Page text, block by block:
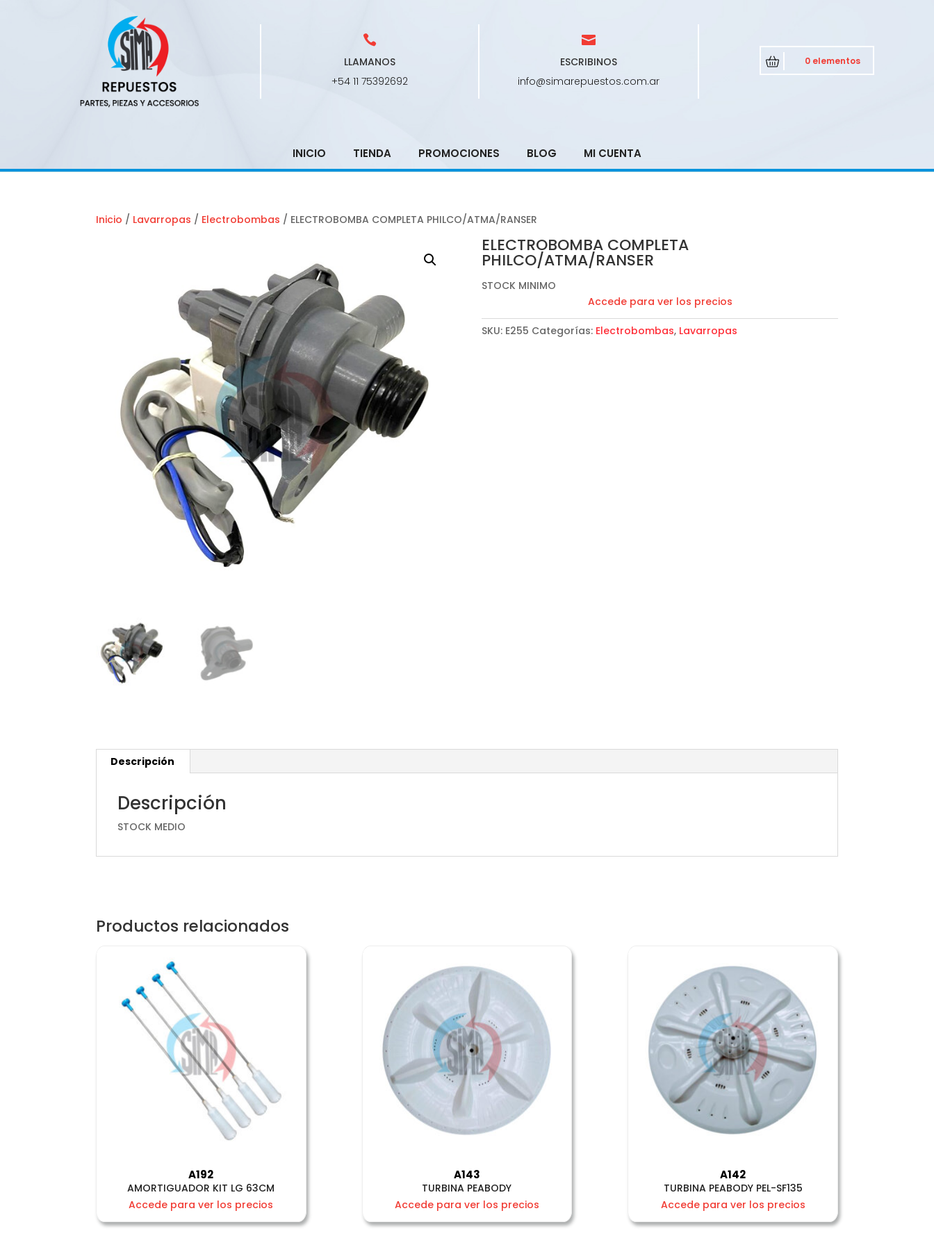
LLAMANOS
+54 11 75392692
ESCRIBINOS
info@simarepuestos.com.ar
0 elementos
INICIO TIENDA PROMOCIONES BLOG MI CUENTA
Inicio / Lavarropas / Electrobombas / ELECTROBOMBA COMPLETA PHILCO/ATMA/RANSER
ELECTROBOMBA COMPLETA
PHILCO/ATMA/RANSER
STOCK MINIMO
Accede para ver los precios
SKU: E255 Categorías: Electrobombas, Lavarropas
Descripción
Descripción
STOCK MEDIO
Productos relacionados
A192
AMORTIGUADOR KIT LG 63CM
Accede para ver los precios
A143
TURBINA PEABODY
Accede para ver los precios
A142
TURBINA PEABODY PEL-SF135
Accede para ver los precios